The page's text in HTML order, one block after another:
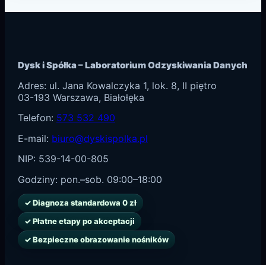
Dysk i Spółka – Laboratorium Odzyskiwania Danych
Adres: ul. Jana Kowalczyka 1, lok. 8, II piętro
03-193 Warszawa, Białołęka
Telefon: 573 532 490
E-mail: biuro@dyskispolka.pl
NIP: 539-14-00-805
Godziny: pon.–sob. 09:00–18:00
✓ Diagnoza standardowa 0 zł
✓ Płatne etapy po akceptacji
✓ Bezpieczne obrazowanie nośników